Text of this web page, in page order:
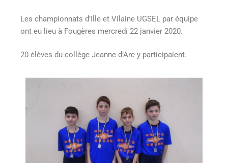
Les championnats d’Ille et Vilaine UGSEL par équipe
ont eu lieu à Fougères mercredi 22 janvier 2020.
20 élèves du collège Jeanne d’Arc y participaient.